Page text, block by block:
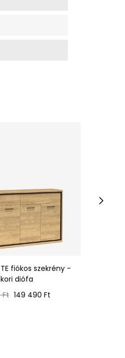
fiókos szekrény -
diófa
Ft Ár
149 490 Ft